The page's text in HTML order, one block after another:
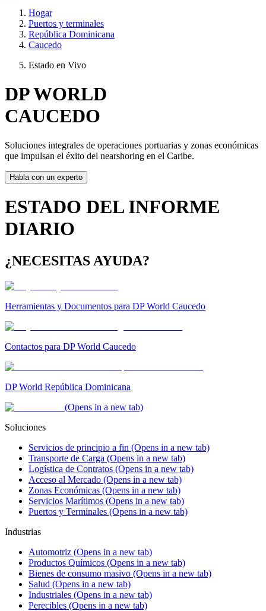
Hogar
Puertos y terminales
República Dominicana
Caucedo
Estado en Vivo
DP WORLD
CAUCEDO
Soluciones integrales de operaciones portuarias y zonas económicas
que impulsan el éxito del nearshoring en el Caribe.
Habla con un experto
ESTADO DEL INFORME
DIARIO
¿NECESITAS AYUDA?
Herramientas y Documentos para DP World Caucedo
Contactos para DP World Caucedo
DP World República Dominicana
(Opens in a new tab)
Soluciones
Servicios de principio a fin (Opens in a new tab)
Transporte de Carga (Opens in a new tab)
Logística de Contratos (Opens in a new tab)
Acceso al Mercado (Opens in a new tab)
Zonas Económicas (Opens in a new tab)
Servicios Marítimos (Opens in a new tab)
Puertos y Terminales (Opens in a new tab)
Industrias
Automotriz (Opens in a new tab)
Productos Químicos (Opens in a new tab)
Bienes de consumo masivo (Opens in a new tab)
Salud (Opens in a new tab)
Industriales (Opens in a new tab)
Perecibles (Opens in a new tab)